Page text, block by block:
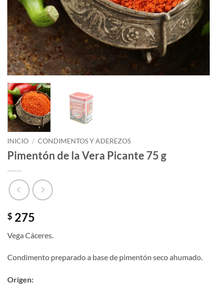
INICIO / CONDIMENTOS Y ADEREZOS
Pimentón de la Vera Picante 75 g
$ 275
Vega Cáceres.
Condimento preparado a base de pimentón seco ahumado.
Origen: